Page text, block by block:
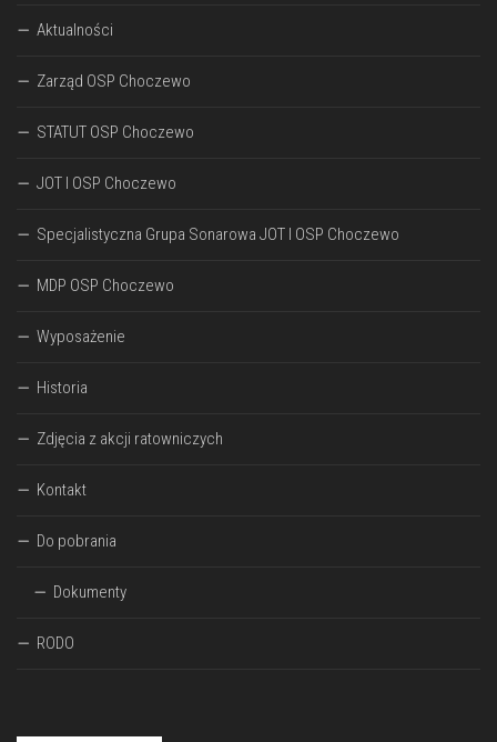
Aktualności
Zarząd OSP Choczewo
STATUT OSP Choczewo
JOT I OSP Choczewo
Specjalistyczna Grupa Sonarowa JOT I OSP Choczewo
MDP OSP Choczewo
Wyposażenie
Historia
Zdjęcia z akcji ratowniczych
Kontakt
Do pobrania
Dokumenty
RODO